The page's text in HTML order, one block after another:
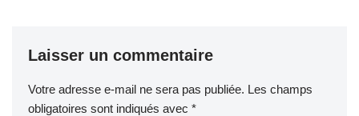
Laisser un commentaire
Votre adresse e-mail ne sera pas publiée. Les champs
obligatoires sont indiqués avec *